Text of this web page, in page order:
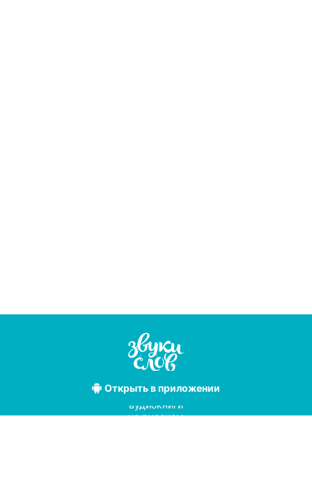
Открытьв приложении
Лучшие
аудиокниги
на русском